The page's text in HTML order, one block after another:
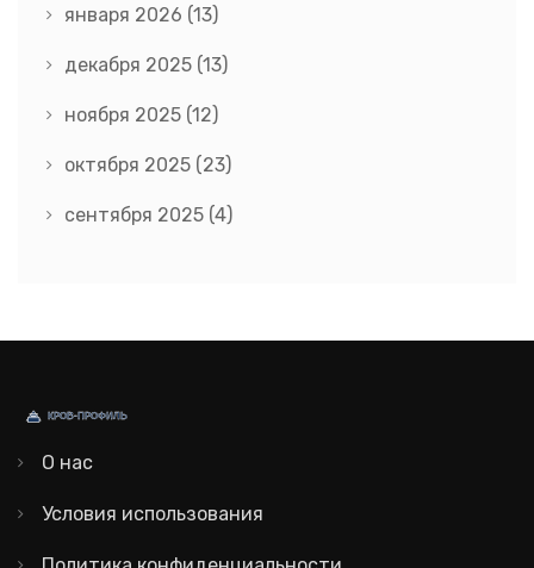
января 2026 (13)
декабря 2025 (13)
ноября 2025 (12)
октября 2025 (23)
сентября 2025 (4)
О нас
Условия использования